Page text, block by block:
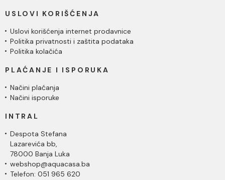
USLOVI KORIŠĆENJA
Uslovi korišćenja internet prodavnice
Politika privatnosti i zaštita podataka
Politika kolačića
PLAĆANJE I ISPORUKA
Načini plaćanja
Načini isporuke
INTRAL
Despota Stefana
Lazarevića bb,
78000 Banja Luka
webshop@aquacasa.ba
Telefon: 051 965 620